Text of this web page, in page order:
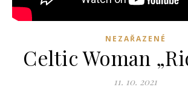
NEZAŘAZENÉ
Celtic Woman
11. 10. 2021